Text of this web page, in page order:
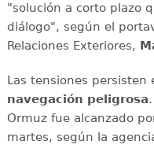
"solución a corto plazo
diálogo", según el
Relaciones Exteriores,
Las tensiones persisten
navegación peligrosa
Ormuz fue alcanzado
martes, según la